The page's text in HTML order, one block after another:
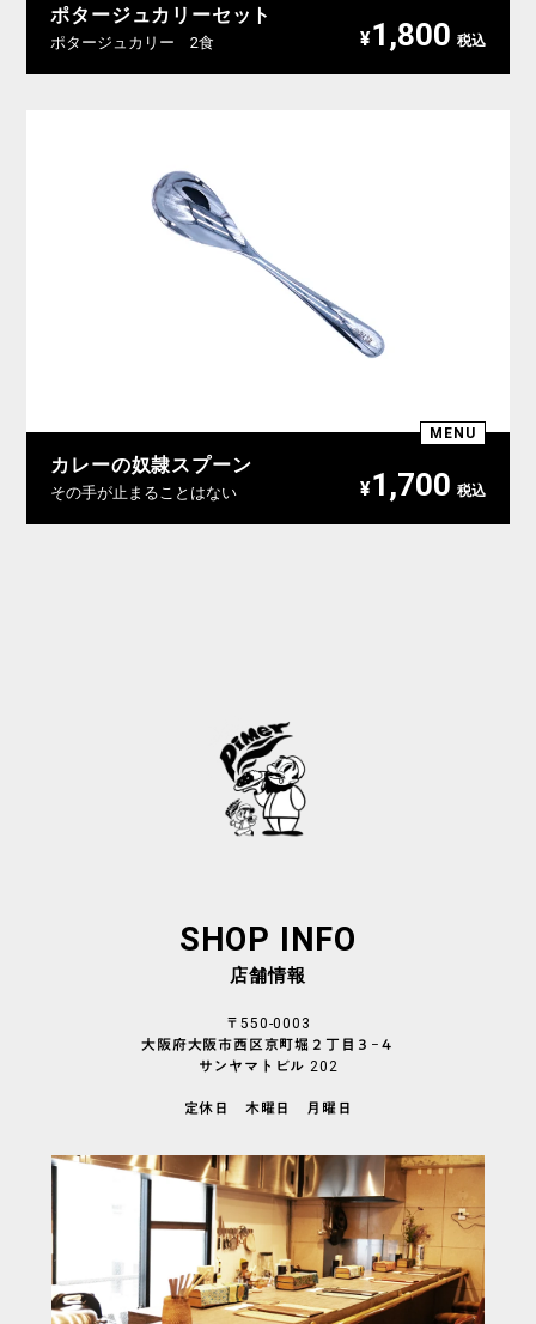
ポタージュカリーセット
ポタージュカリー 2食 ¥1,800 税込
MENU
カレーの奴隷スプーン
その手が止まることはない ¥1,700 税込
SHOP INFO
店舗情報
〒550-0003
大阪府大阪市西区京町堀２丁目３−４
サンヤマトビル 202
定休日 木曜日 月曜日